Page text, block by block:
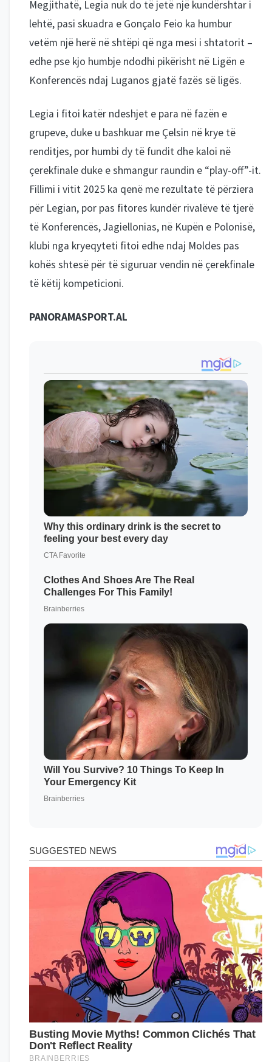
Megjithatë, Legia nuk do të jetë një kundërshtar i
lehtë, pasi skuadra e Gonçalo Feio ka humbur
vetëm një herë në shtëpi që nga mesi i shtatorit –
edhe pse kjo humbje ndodhi pikërisht në Ligën e
Konferencës ndaj Luganos gjatë fazës së ligës.
Legia i fitoi katër ndeshjet e para në fazën e
grupeve, duke u bashkuar me Çelsin në krye të
renditjes, por humbi dy të fundit dhe kaloi në
çerekfinale duke e shmangur raundin e “play-off”-it.
Fillimi i vitit 2025 ka qenë me rezultate të përziera
për Legian, por pas fitores kundër rivalëve të tjerë
të Konferencës, Jagiellonias, në Kupën e Polonisë,
klubi nga kryeqyteti fitoi edhe ndaj Moldes pas
kohës shtesë për të siguruar vendin në çerekfinale
të këtij kompeticioni.
PANORAMASPORT.AL